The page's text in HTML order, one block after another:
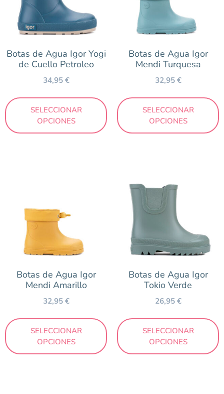
Botas de Agua Igor Yogi
de Cuello Petroleo
34,95€
SELECCIONAR
OPCIONES
Botas de Agua Igor
Mendi Turquesa
32,95€
SELECCIONAR
OPCIONES
Botas de Agua Igor
Mendi Amarillo
32,95€
SELECCIONAR
OPCIONES
Botas de Agua Igor
Tokio Verde
26,95€
SELECCIONAR
OPCIONES